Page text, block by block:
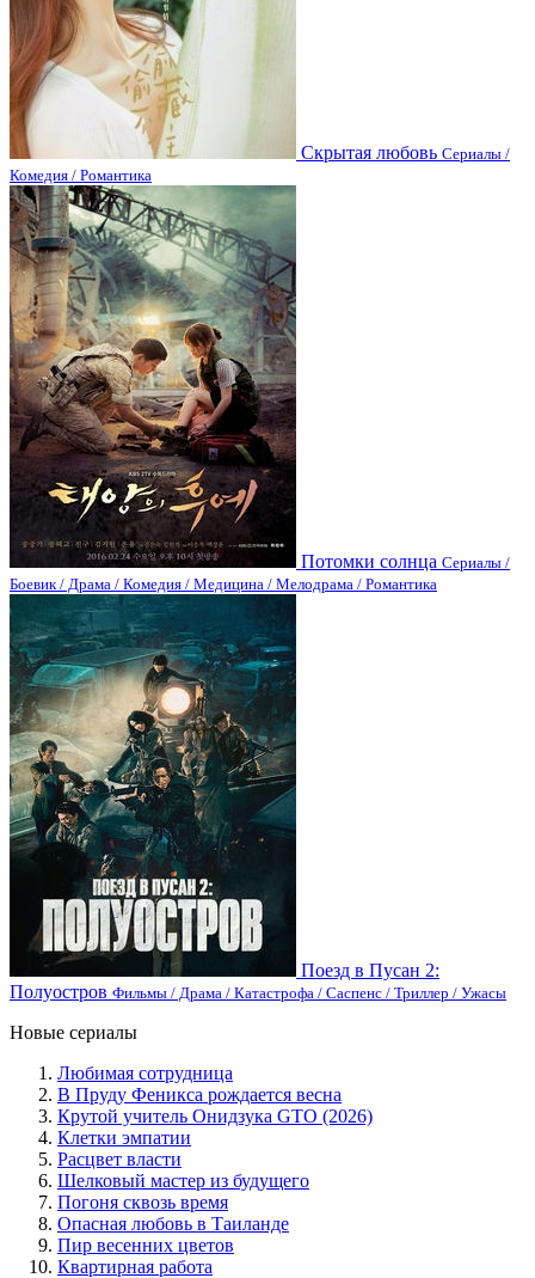
Скрытая любовь Сериалы /
Комедия / Романтика
Потомки солнца Сериалы /
Боевик / Драма / Комедия / Медицина / Мелодрама / Романтика
Поезд в Пусан 2:
Полуостров Фильмы / Драма / Катастрофа / Саспенс / Триллер / Ужасы
Новые сериалы
Любимая сотрудница
В Пруду Феникса рождается весна
Крутой учитель Онидзука GTO (2026)
Клетки эмпатии
Расцвет власти
Шелковый мастер из будущего
Погоня сквозь время
Опасная любовь в Таиланде
Пир весенних цветов
Квартирная работа